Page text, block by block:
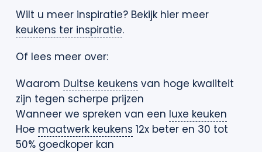
Wilt u meer inspiratie? Bekijk hier meer
keukens ter inspiratie.
Of lees meer over:
Waarom Duitse keukens van hoge kwaliteit
zijn tegen scherpe prijzen
Wanneer we spreken van een luxe keuken
Hoe maatwerk keukens 12x beter en 30 tot
50% goedkoper kan